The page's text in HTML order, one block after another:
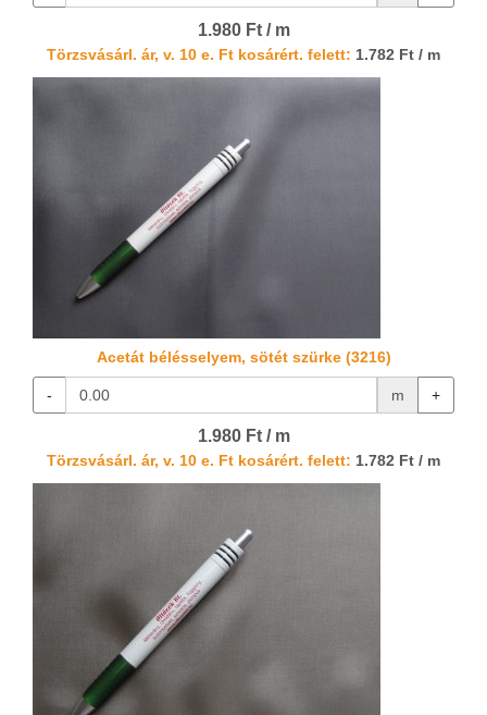
1.980 Ft / m
Törzsvásárl. ár, v. 10 e. Ft kosárért. felett: 1.782 Ft / m
Acetát bélésselyem, sötét szürke (3216)
- m +
1.980 Ft / m
Törzsvásárl. ár, v. 10 e. Ft kosárért. felett: 1.782 Ft / m